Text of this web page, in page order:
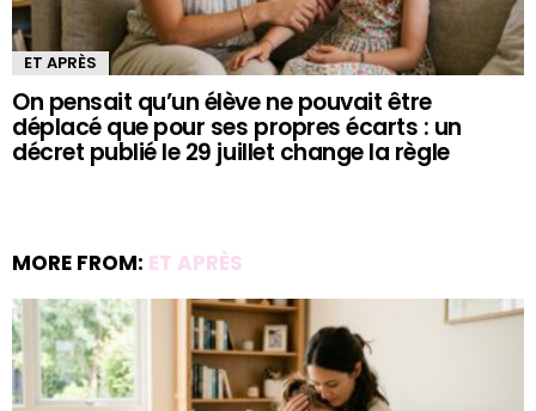
ET APRÈS
On pensait qu’un élève ne pouvait être
déplacé que pour ses propres écarts : un
décret publié le 29 juillet change la règle
MORE FROM: ET APRÈS